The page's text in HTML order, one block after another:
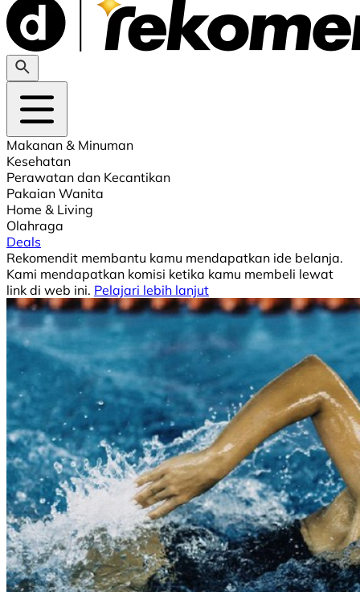
Makanan & Minuman
Kesehatan
Perawatan dan Kecantikan
Pakaian Wanita
Home & Living
Olahraga
Deals
Rekomendit membantu kamu mendapatkan ide belanja.
Kami mendapatkan komisi ketika kamu membeli lewat
link di web ini. Pelajari lebih lanjut